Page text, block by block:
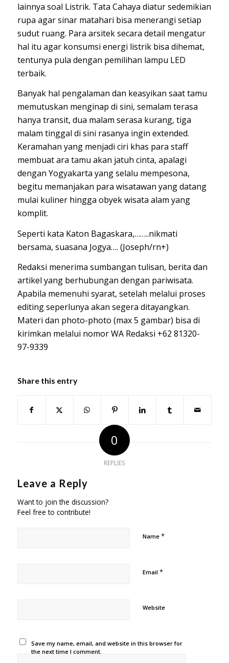
lainnya soal Listrik. Tata Cahaya diatur sedemikian
rupa agar sinar matahari bisa menerangi setiap
sudut ruang. Para arsitek secara detail mengatur
hal itu agar konsumsi energi listrik bisa dihemat,
tentunya pula dengan pemilihan lampu LED
terbaik.
Banyak hal pengalaman dan keasyikan saat tamu
memutuskan menginap di sini, semalam terasa
hanya transit, dua malam serasa kurang, tiga
malam tinggal di sini rasanya ingin extended.
Keramahan yang menjadi ciri khas para staff
membuat ara tamu akan jatuh cinta, apalagi
dengan Yogyakarta yang selalu mempesona,
begitu memanjakan para wisatawan yang datang
mulai kuliner hingga obyek wisata alam yang
komplit.
Seperti kata Katon Bagaskara,……..nikmati
bersama, suasana Jogya…. (Joseph/rn+)
Redaksi menerima sumbangan tulisan, berita dan
artikel yang berhubungan dengan pariwisata.
Apabila memenuhi syarat, setelah melalui proses
editing seperlunya akan segera ditayangkan.
Materi dan photo-photo (max 5 gambar) bisa di
kirimkan melalui nomor WA Redaksi +62 81320-
97-9339
Share this entry
0
REPLIES
Leave a Reply
Want to join the discussion?
Feel free to contribute!
Name *
Email *
Website
Save my name, email, and website in this browser for
the next time I comment.